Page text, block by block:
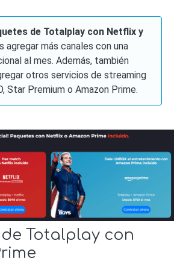
de Totalplay con Netflix y
agregar más canales con una
al mes. Además, también
otros servicios de streaming
Star Premium o Amazon Prime.
Totalplay con